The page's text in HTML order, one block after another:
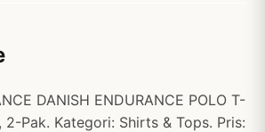
DANISH ENDURANCE POLO T-
2-Pak. Kategori: Shirts & Tops. Pris: